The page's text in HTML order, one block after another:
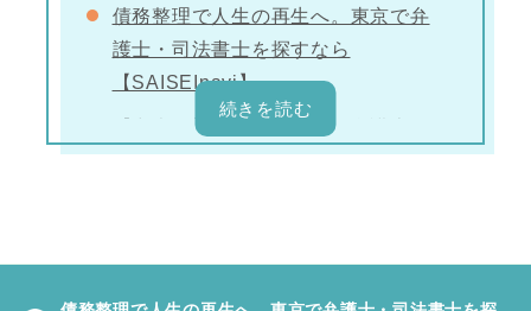
債務整理で人生の再生へ。東京で弁
護士・司法書士を探すなら
【SAISEInavi】
【中央区】債務整理対応の弁護士・
司法書士事務所